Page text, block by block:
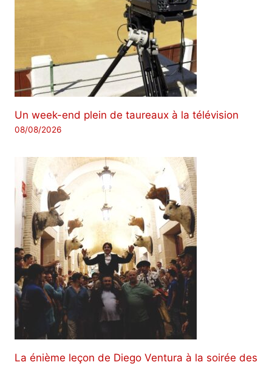
Un week-end plein de taureaux à la télévision
08/08/2026
La énième leçon de Diego Ventura à la soirée des